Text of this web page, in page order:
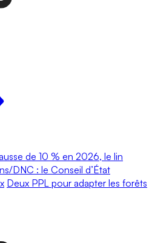
de 10 % en 2026, le lin
DNC : le Conseil d’État
Deux PPL pour adapter les forêts